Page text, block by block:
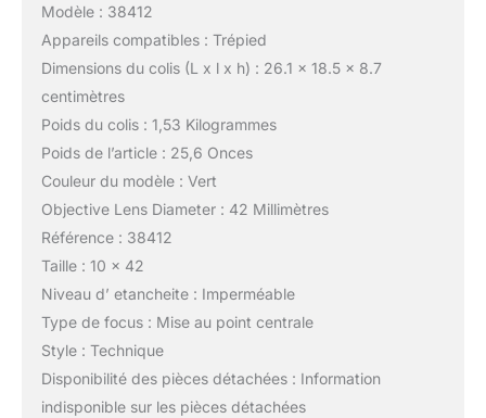
Modèle : 38412
Appareils compatibles : Trépied
Dimensions du colis (L x l x h) : 26.1 x 18.5 x 8.7
centimètres
Poids du colis : 1,53 Kilogrammes
Poids de l’article : 25,6 Onces
Couleur du modèle : Vert
Objective Lens Diameter : 42 Millimètres
Référence : 38412
Taille : 10 x 42
Niveau d’ etancheite : Imperméable
Type de focus : Mise au point centrale
Style : Technique
Disponibilité des pièces détachées : Information
indisponible sur les pièces détachées